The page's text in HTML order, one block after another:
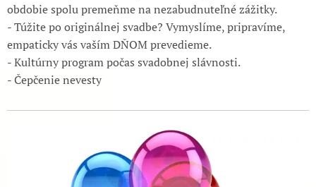
obdobie spolu premeňme na nezabudnuteľné zážitky.
- Túžite po originálnej svadbe? Vymyslíme, pripravíme,
empaticky vás vaším DŇOM prevedieme.
- Kultúrny program počas svadobnej slávnosti.
- Čepčenie nevesty